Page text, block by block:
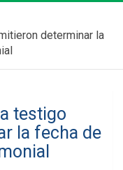
determinar la
testigo
la fecha de